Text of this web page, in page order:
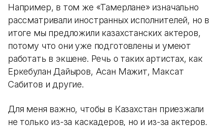
Например, в том же «Тамерлане» изначально
рассматривали иностранных исполнителей, но в
итоге мы предложили казахстанских актеров,
потому что они уже подготовлены и умеют
работать в экшене. Речь о таких артистах, как
Еркебулан Дайыров, Асан Мажит, Максат
Сабитов и другие.
Для меня важно, чтобы в Казахстан приезжали
не только из-за каскадеров, но и из-за актеров.